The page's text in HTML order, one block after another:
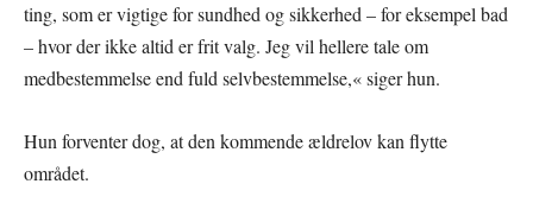
ting, som er vigtige for sundhed og sikkerhed – for eksempel bad
– hvor der ikke altid er frit valg. Jeg vil hellere tale om
medbestemmelse end fuld selvbestemmelse,« siger hun.
Hun forventer dog, at den kommende ældrelov kan flytte
området.